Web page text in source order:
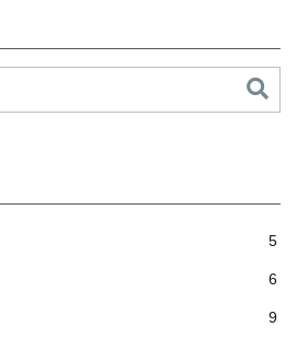
5
6
9